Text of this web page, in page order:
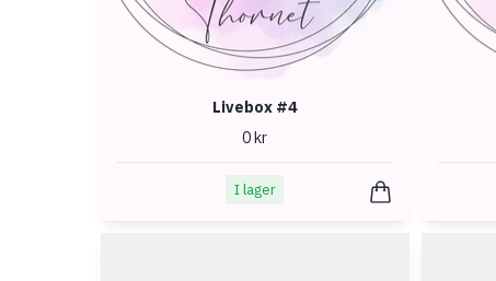
Livebox #4
0 kr
I lager